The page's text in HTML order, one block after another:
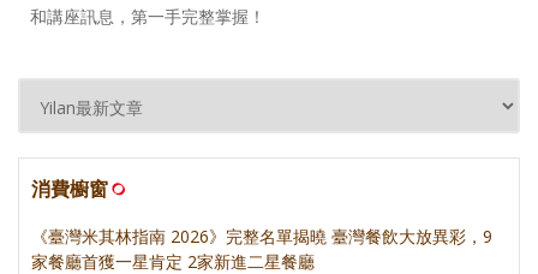
和講座訊息，第一手完整掌握！
消費櫥窗
《臺灣米其林指南 2026》完整名單揭曉 臺灣餐飲大放異彩，9
家餐廳首獲一星肯定 2家新進二星餐廳